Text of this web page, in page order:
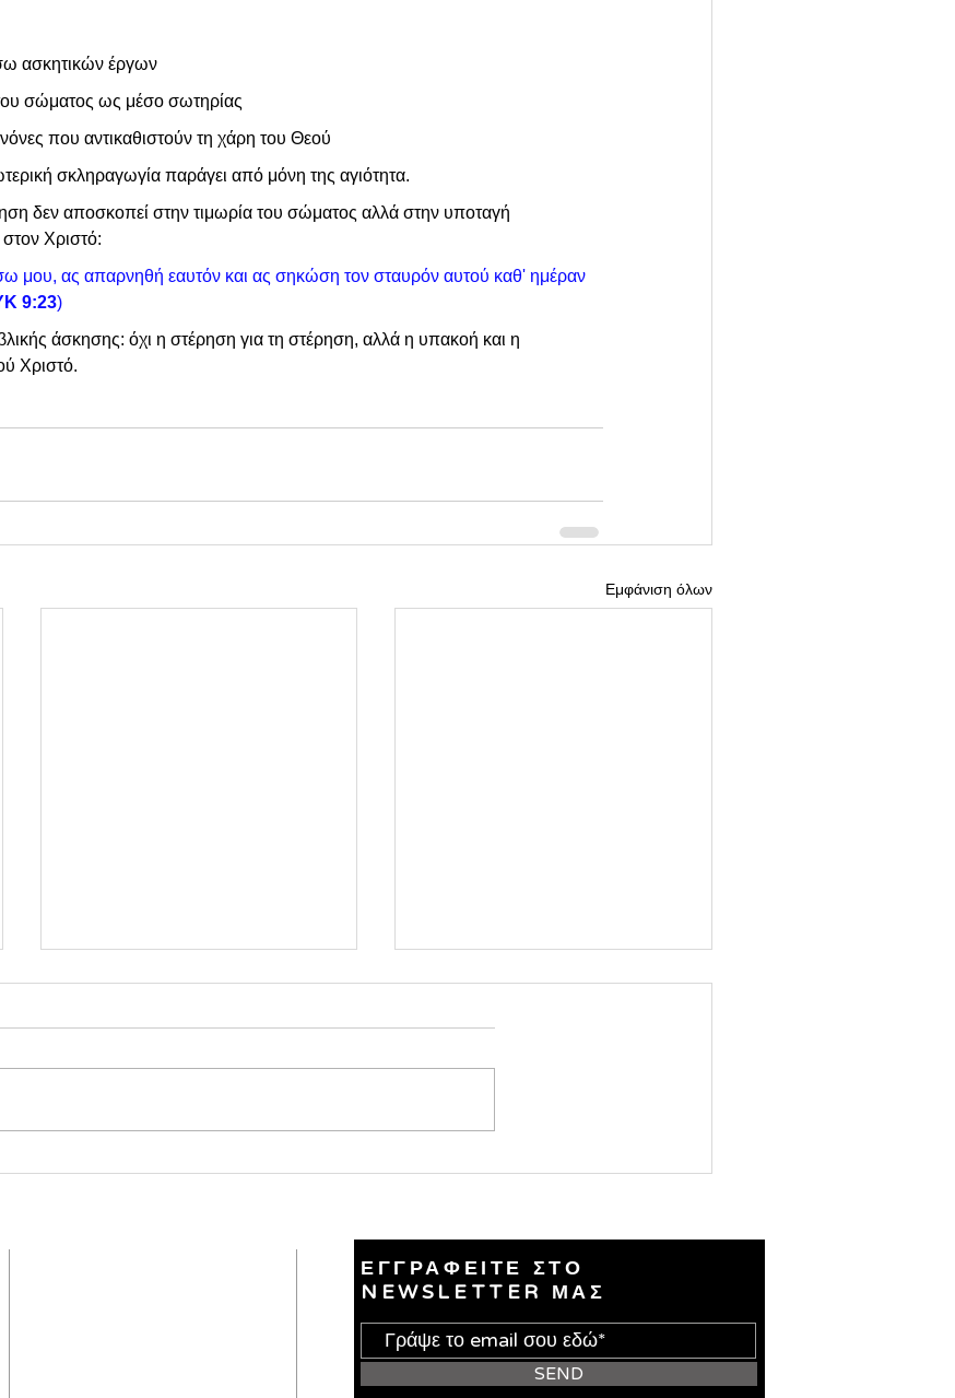
ασκητικών έργων
σώματος ως μέσο σωτηρίας
που αντικαθιστούν τη χάρη του Θεού
σκληραγωγία παράγει από μόνη της αγιότητα.
δεν αποσκοπεί στην τιμωρία του σώματος αλλά στην υποταγή
Χριστό:
μου, ας απαρνηθή εαυτόν και ας σηκώση τον σταυρόν αυτού καθ' ημέραν
9:23)
άσκησης: όχι η στέρηση για τη στέρηση, αλλά η υπακοή και η
Χριστό.
Εμφάνιση όλων
Χριστούγεννα
Ο κόσμος σήμερα έχει ταυτίσει τα
όμως μας καλεί να δούμε
Χριστουγεννιάτικο δέντρο
1. Η ρίζα του εθίμου και η
ούτε από χριστιανική παράδοση
ΕΓΓΡΑΦΕΙΤΕ ΣΤΟ
NEWSLETTER ΜΑΣ
SEND